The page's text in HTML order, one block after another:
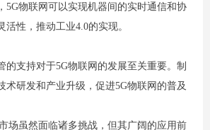
5G物联网可以实现机器间的实时通信和协
性，推动工业4.0的实现。
的支持对于5G物联网的发展至关重要。制
术研发和产业升级，促进5G物联网的普及
场虽然面临诸多挑战，但其广阔的应用前